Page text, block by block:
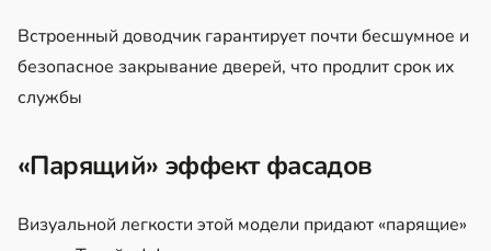
Встроенный доводчик гарантирует почти бесшумное и
безопасное закрывание дверей, что продлит срок их
службы
«Парящий» эффект фасадов
Визуальной легкости этой модели придают «парящие»